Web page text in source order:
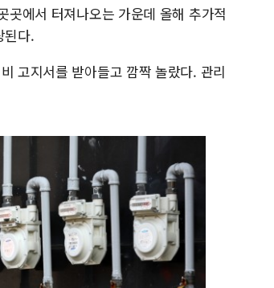
여야, 황희 '버스 하우스' 공방
에서 터져나오는 가운데 올해 추가적
된다.
고지서를 받아들고 깜짝 놀랐다. 관리